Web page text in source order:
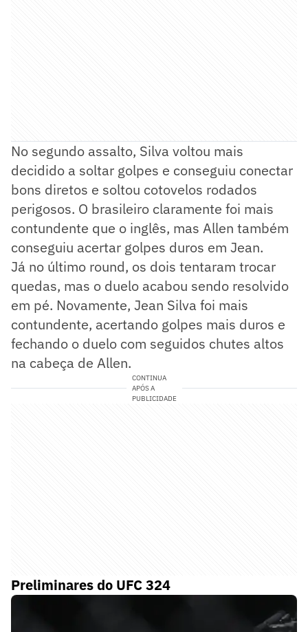
No segundo assalto, Silva voltou mais
decidido a soltar golpes e conseguiu conectar
bons diretos e soltou cotovelos rodados
perigosos. O brasileiro claramente foi mais
contundente que o inglês, mas Allen também
conseguiu acertar golpes duros em Jean.
Já no último round, os dois tentaram trocar
quedas, mas o duelo acabou sendo resolvido
em pé. Novamente, Jean Silva foi mais
contundente, acertando golpes mais duros e
fechando o duelo com seguidos chutes altos
na cabeça de Allen.
CONTINUA
APÓS A
PUBLICIDADE
Preliminares do UFC 324